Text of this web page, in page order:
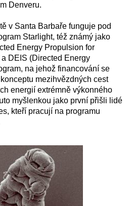
Denveru.
v Santa Barbaře funguje pod
Starlight, též známý jako
Energy Propulsion for
DEIS (Directed Energy
na jehož financování se
mezihvězdných cest
energií extrémně výkonného
myšlenkou jako první přišli lidé
kteří pracují na programu